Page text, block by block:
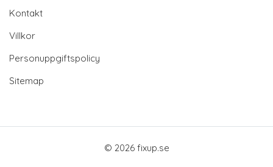
Kontakt
Villkor
Personuppgiftspolicy
Sitemap
© 2026 fixup.se